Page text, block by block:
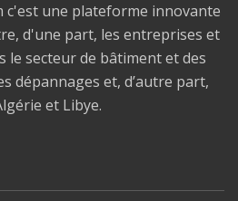
c'est une plateforme innovante
d'une part, les entreprises et
le secteur de bâtiment et des
dépannages et, d’autre part,
et Libye.